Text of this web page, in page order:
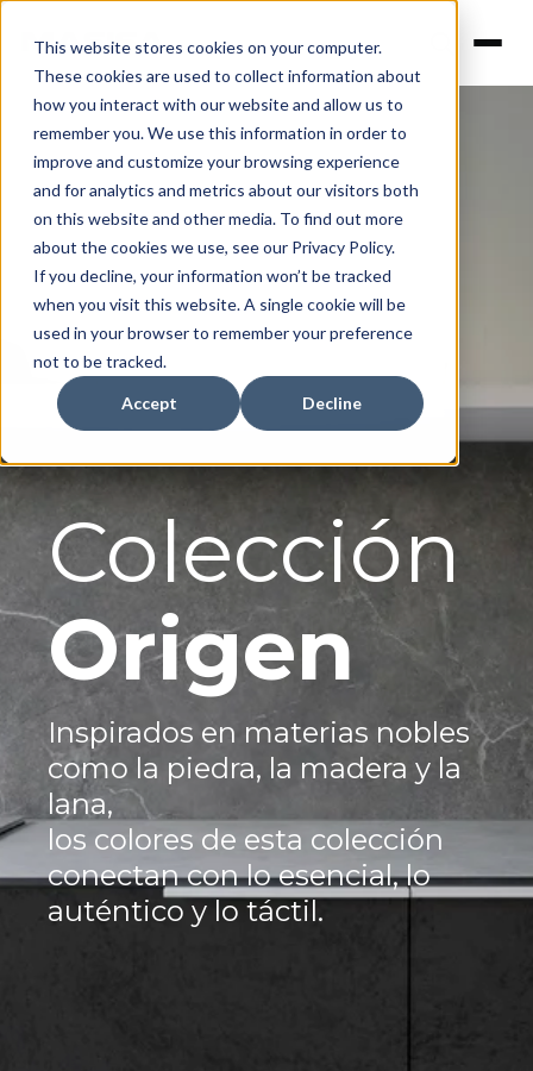
This website stores cookies on your computer.
These cookies are used to collect information about
how you interact with our website and allow us to
remember you. We use this information in order to
improve and customize your browsing experience
and for analytics and metrics about our visitors both
on this website and other media. To find out more
about the cookies we use, see our Privacy Policy.
If you decline, your information won’t be tracked
when you visit this website. A single cookie will be
used in your browser to remember your preference
not to be tracked.
Accept Decline
Colección
Origen
Inspirados en materias nobles
como la piedra, la madera y la
lana,
los colores de esta colección
conectan con lo esencial, lo
auténtico y lo táctil.